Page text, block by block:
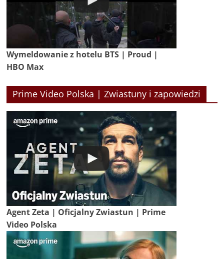
Wymeldowanie z hotelu BTS | Proud |
HBO Max
Prime Video Polska | Zwiastuny i zapowiedzi
Agent Zeta | Oficjalny Zwiastun | Prime
Video Polska